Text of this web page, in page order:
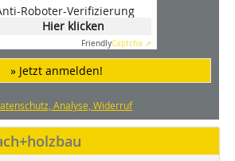
Roboter-Verifizierung
Hier klicken
FriendlyCaptcha ⇗
» Jetzt anmelden!
Analyse, Widerruf